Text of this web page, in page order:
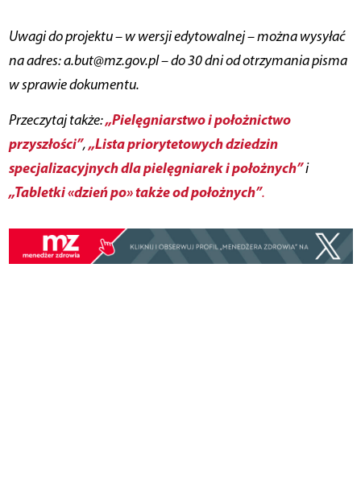
Uwagi do projektu – w wersji edytowalnej – można wysyłać
na adres: a.but@mz.gov.pl – do 30 dni od otrzymania pisma
w sprawie dokumentu.
Przeczytaj także:„Pielęgniarstwo i położnictwo
przyszłości”,„Lista priorytetowych dziedzin
specjalizacyjnych dla pielęgniarek i położnych”i
„Tabletki«dzień po»także od położnych”.